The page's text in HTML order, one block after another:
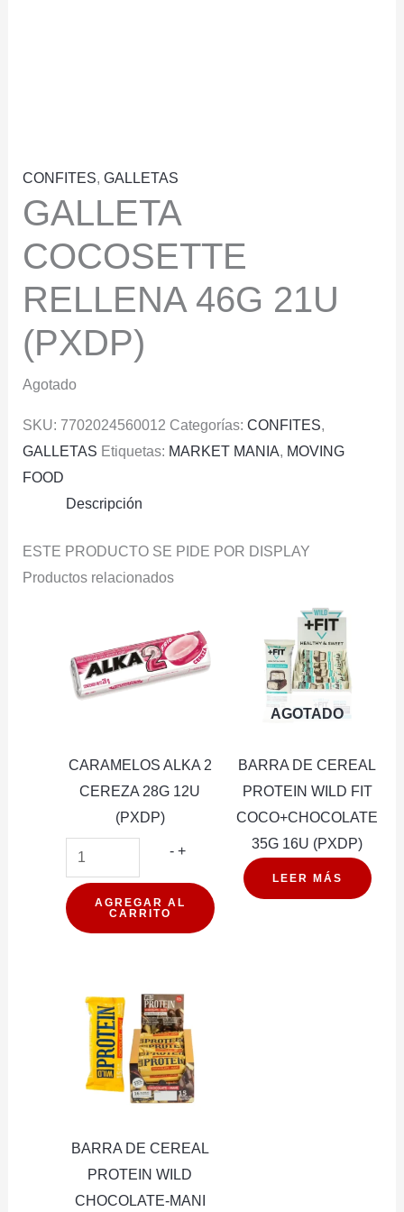
CONFITES, GALLETAS
GALLETA
COCOSETTE
RELLENA 46G 21U
(PXDP)
Agotado
SKU: 7702024560012 Categorías: CONFITES,
GALLETAS Etiquetas: MARKET MANIA, MOVING
FOOD
Descripción
ESTE PRODUCTO SE PIDE POR DISPLAY
Productos relacionados
CARAMELOS ALKA 2
CEREZA 28G 12U
(PXDP)
- CARAMELOS
2
CEREZA
(PXDP)
cantidad
+
AGREGAR AL
CARRITO
AGOTADO
BARRA DE CEREAL
PROTEIN WILD FIT
COCO+CHOCOLATE
35G 16U (PXDP)
LEER MÁS
BARRA DE CEREAL
PROTEIN WILD
CHOCOLATE-MANI